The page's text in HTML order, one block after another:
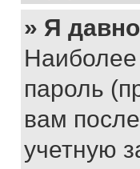
» Я
пароль
вам
учетную